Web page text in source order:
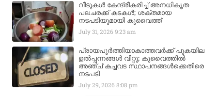
വീടുകൾ കേന്ദ്രീകരിച്ച് അനധികൃത
പലചരക്ക് കടകൾ; ശക്തമായ
നടപടിയുമായി കുവൈത്ത്
July 31, 20269:23 am
പ്രായപൂർത്തിയാകാത്തവർക്ക് പുകയില
ഉൽപ്പന്നങ്ങൾ വിറ്റു; കുവൈത്തിൽ
അഞ്ച് കച്ചവട സ്ഥാപനങ്ങൾക്കെതിരെ
നടപടി
July 29, 20268:08 pm